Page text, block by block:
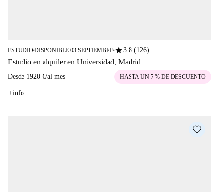
ESTUDIO■DISPONIBLE 03 SEPTIEMBRE■star3.8 (126)
Estudio en alquiler en Universidad, Madrid
Desde 1920 €/al mes HASTA UN 7 % DE DESCUENTO
+info